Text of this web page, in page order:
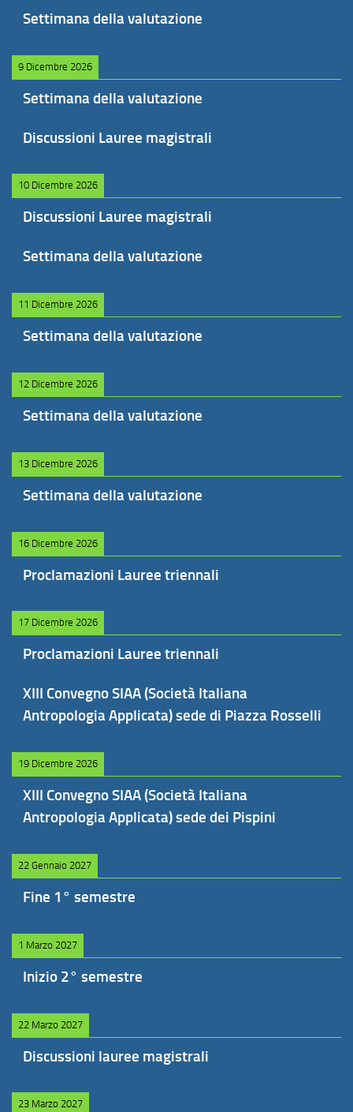
Settimana della valutazione
9 Dicembre 2026
Settimana della valutazione
Discussioni Lauree magistrali
10 Dicembre 2026
Discussioni Lauree magistrali
Settimana della valutazione
11 Dicembre 2026
Settimana della valutazione
12 Dicembre 2026
Settimana della valutazione
13 Dicembre 2026
Settimana della valutazione
16 Dicembre 2026
Proclamazioni Lauree triennali
17 Dicembre 2026
Proclamazioni Lauree triennali
XIII Convegno SIAA (Società Italiana
Antropologia Applicata) sede di Piazza Rosselli
19 Dicembre 2026
XIII Convegno SIAA (Società Italiana
Antropologia Applicata) sede dei Pispini
22 Gennaio 2027
Fine 1° semestre
1 Marzo 2027
Inizio 2° semestre
22 Marzo 2027
Discussioni lauree magistrali
23 Marzo 2027